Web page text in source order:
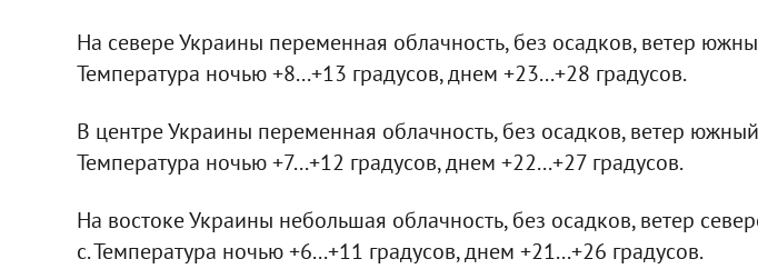
На севере Украины переменная облачность, без осадков, ветер
Температура ночью +8...+13 градусов, днем +23...+28 градусов.
В центре Украины переменная облачность, без осадков, ветер
Температура ночью +7...+12 градусов, днем +22...+27 градусов.
На востоке Украины небольшая облачность, без осадков, ветер
с. Температура ночью +6...+11 градусов, днем +21...+26 градусов.